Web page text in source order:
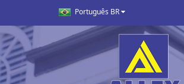
Português BR